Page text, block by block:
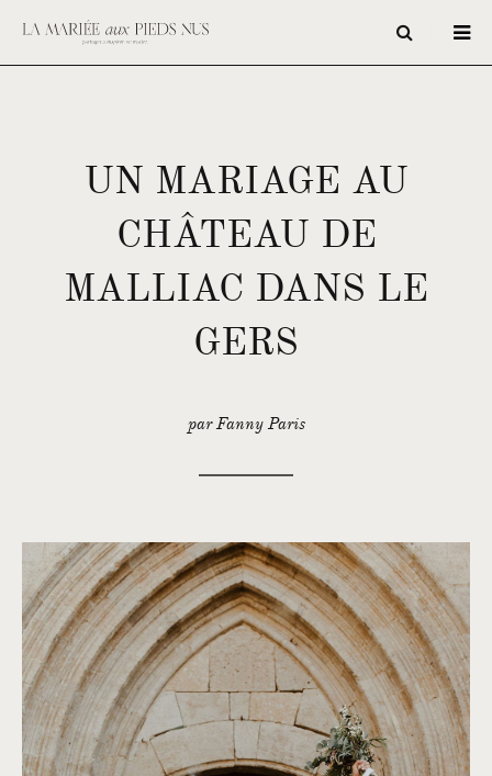
UN MARIAGE AU
CHÂTEAU DE
MALLIAC DANS LE
GERS
par Fanny Paris